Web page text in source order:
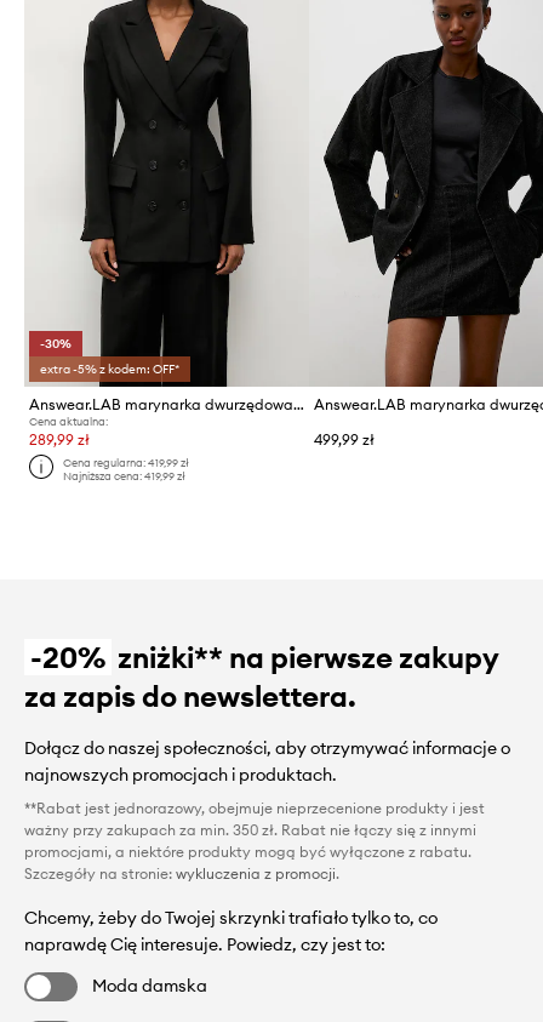
-30%
extra -5% z kodem: OFF*
Answear.LAB marynarka dwurzędowa damska
Cena aktualna:
289,99 zł
Cena regularna:419,99 zł
Najniższa cena:419,99 zł
499,99 zł
-20% zniżki** na pierwsze zakupy
za zapis do newslettera.
Dołącz do naszej społeczności, aby otrzymywać informacje o
najnowszych promocjach i produktach.
**Rabat jest jednorazowy, obejmuje nieprzecenione produkty i jest
ważny przy zakupach za min. 350 zł. Rabat nie łączy się z innymi
promocjami, a niektóre produkty mogą być wyłączone z rabatu.
Szczegóły na stronie: wykluczenia z promocji.
Chcemy, żeby do Twojej skrzynki trafiało tylko to, co
naprawdę Cię interesuje. Powiedz, czy jest to:
Moda damska